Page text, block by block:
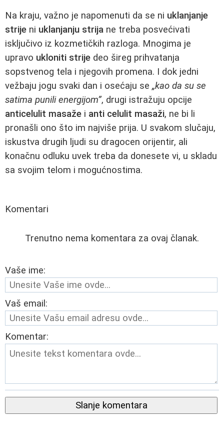
Na kraju, važno je napomenuti da se ni uklanjanje
strije ni uklanjanju strija ne treba posvećivati
isključivo iz kozmetičkih razloga. Mnogima je
upravo ukloniti strije deo šireg prihvatanja
sopstvenog tela i njegovih promena. I dok jedni
vežbaju jogu svaki dan i osećaju se „kao da su se
satima punili energijom”, drugi istražuju opcije
anticelulit masaže i anti celulit masaži, ne bi li
pronašli ono što im najviše prija. U svakom slučaju,
iskustva drugih ljudi su dragocen orijentir, ali
konačnu odluku uvek treba da donesete vi, u skladu
sa svojim telom i mogućnostima.
Komentari
Trenutno nema komentara za ovaj članak.
Vaše ime:
Vaš email:
Komentar:
Slanje komentara